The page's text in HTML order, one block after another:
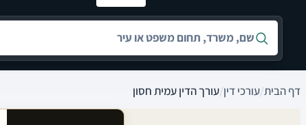
חיפוש לפי שם, משרד, תחום משפט או עיר
דף הבית/עורכי דין/עורך הדין עמית חסון